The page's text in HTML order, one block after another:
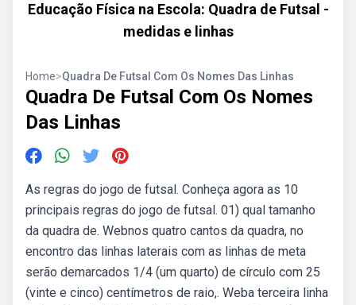
Educação Física na Escola: Quadra de Futsal -
medidas e linhas
Home>Quadra De Futsal Com Os Nomes Das Linhas
Quadra De Futsal Com Os Nomes
Das Linhas
As regras do jogo de futsal. Conheça agora as 10
principais regras do jogo de futsal. 01) qual tamanho
da quadra de. Webnos quatro cantos da quadra, no
encontro das linhas laterais com as linhas de meta
serão demarcados 1/4 (um quarto) de círculo com 25
(vinte e cinco) centímetros de raio,. Weba terceira linha